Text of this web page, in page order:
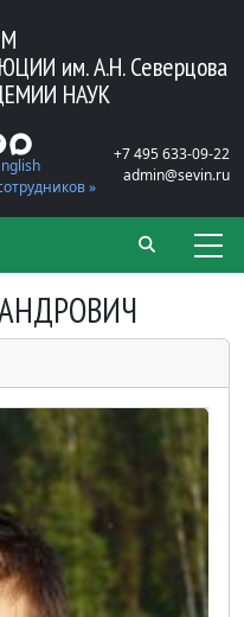
им. А.Н. Северцова
НАУК
»
+7 495 633-09-22
admin@sevin.ru